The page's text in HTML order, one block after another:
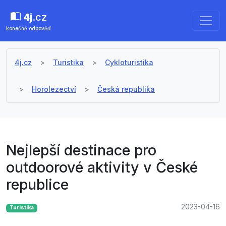
4j.cz
konečně odpověď
4j.cz Turistika Cykloturistika
Horolezectví Česká republika
Nejlepší destinace pro
outdoorové aktivity v České
republice
Turistika 2023-04-16